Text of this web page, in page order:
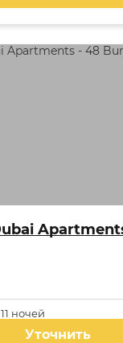
11 ночей
Уточнить